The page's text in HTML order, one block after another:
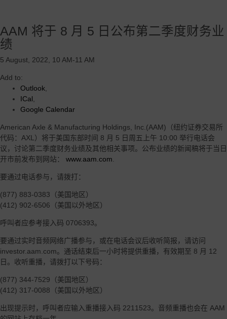
AAM 将于 8 月 5 日公布第二季度财务业
绩
5 August, 2022, 10 AM-11 AM
Add to:
Outlook
ICal
Google Calendar
American Axle & Manufacturing Holdings, Inc.(AAM)（纽约证券交易所
代码：AXL）将于美国东部时间 8 月 5 日周五上午 10:00 举行电话会
议，讨论第二季度财务业绩及其他相关事项。公布业绩的新闻稿将于当日
开市前发布到网站： www.aam.com
要通过电话参与，请拨打：
(877) 883-0383（美国地区）
(412) 902-6506（美国以外地区）
呼叫者应参考接入码 0706393。
要通过实时音频网络广播参与，或在电话会议后收听简报，请访问
investor.aam.com。通话结束后一小时将提供重播，有效期至 8 月 12
日。收听重播，请拨打以下号码：
(877) 344-7529（美国地区）
(412) 317-0088（美国以外地区）
出现提示时，呼叫者应输入重播接入码 2211523。音频重播也会在 AAM